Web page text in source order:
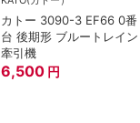
カトー 3090-3 EF66 0番
台 後期形 ブルートレイン
牽引機
6,500 円